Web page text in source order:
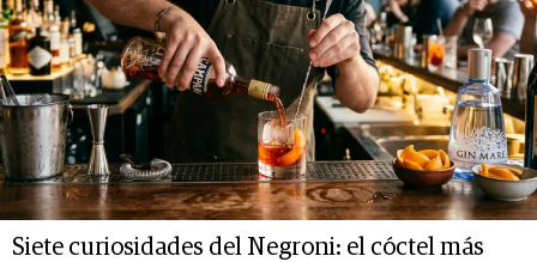
Siete curiosidades del Negroni: el cóctel más